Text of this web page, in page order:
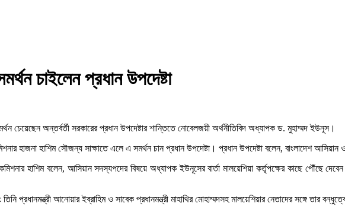
চাইলেন প্রধান উপদেষ্টা
চেয়েছেন অন্তর্বর্তী সরকারের প্রধান উপদেষ্টার শান্তিতে নোবেলজয়ী অর্থনীতিবিদ অধ্যাপক ড. মুহাম্মদ ইউনূস।
হাজনা হাশিম সৌজন্য সাক্ষাতে এলে এ সমর্থন চান প্রধান উপদেষ্টা। প্রধান উপদেষ্টা বলেন, বাংলাদেশ
হাশিম বলেন, আসিয়ান সদস্যপদের বিষয়ে অধ্যাপক ইউনূসের বার্তা মালয়েশিয়া কর্তৃপক্ষের কাছে পৌঁছে
প্রধানমন্ত্রী আনোয়ার ইব্রাহিম ও সাবেক প্রধানমন্ত্রী মাহাথির মোহাম্মদসহ মালয়েশিয়ার নেতাদের সঙ্গে তার